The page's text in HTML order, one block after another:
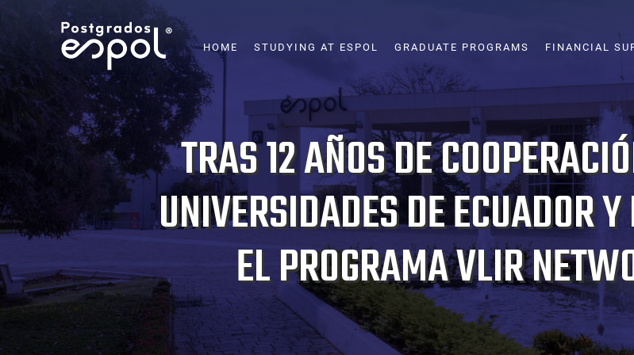
Skip
to
main
content
MAIN
NAVIGATION
HOME STUDYING AT ESPOL GRADUATE PROGRAMS FINANCIAL
TRAS 12 AÑOS DE
UNIVERSIDADES DE ECUADOR
EL PROGRAMA VLIR